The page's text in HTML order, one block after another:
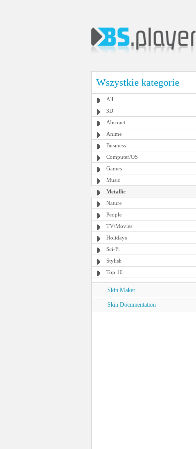
Wszystkie kategorie
All
3D
Abstract
Anime
Business
Computer/OS
Games
Music
Metallic
Nature
People
TV/Movies
Holidays
Sci-Fi
Stylish
Top 10
Skin Maker
Skin Documentation